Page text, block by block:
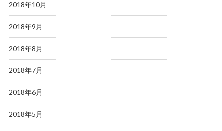
2018年10月
2018年9月
2018年8月
2018年7月
2018年6月
2018年5月